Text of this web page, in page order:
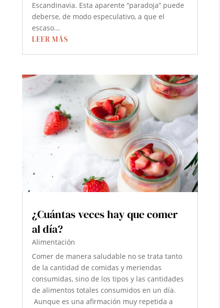
Escandinavia. Esta aparente “paradoja” puede
deberse, de modo especulativo, a que el
escaso...
LEER MÁS
¿Cuántas veces hay que comer
al día?
Alimentación
Comer de manera saludable no se trata tanto
de la cantidad de comidas y meriendas
consumidas, sino de los tipos y las cantidades
de alimentos totales consumidos en un día.
Aunque es una afirmación muy repetida a